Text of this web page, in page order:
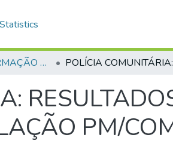
Statistics
CURSO DE FORMAÇÃO DE PRAÇAS - CFP - 2018
PM/